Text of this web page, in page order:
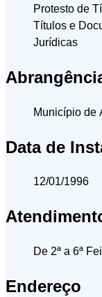
Protesto de
Títulos e
Jurídicas
Município de
Data de
12/01/1996
De 2ª a 6ª
Endereço